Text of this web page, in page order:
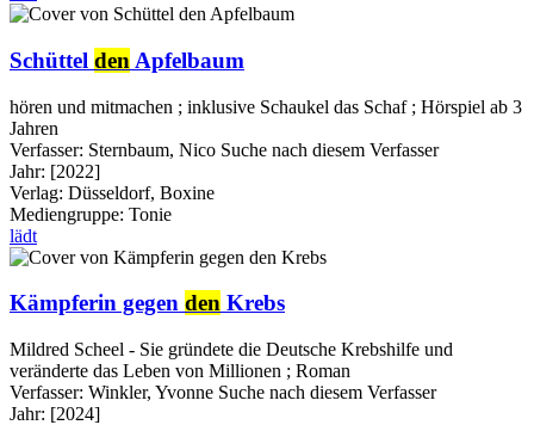
Schüttel den Apfelbaum
hören und mitmachen ; inklusive Schaukel das Schaf ; Hörspiel ab 3
Jahren
Verfasser: Sternbaum, Nico Suche nach diesem Verfasser
Jahr: [2022]
Verlag: Düsseldorf, Boxine
Mediengruppe: Tonie
lädt
Kämpferin gegen den Krebs
Mildred Scheel - Sie gründete die Deutsche Krebshilfe und
veränderte das Leben von Millionen ; Roman
Verfasser: Winkler, Yvonne Suche nach diesem Verfasser
Jahr: [2024]